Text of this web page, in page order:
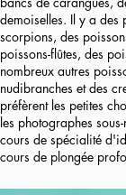
demoiselles. Il y a des
scorpions, des
poissons-flûtes, des
nombreux autres
nudibranches et des
préfèrent les petites
les photographes
cours de spécialité
cours de plongée